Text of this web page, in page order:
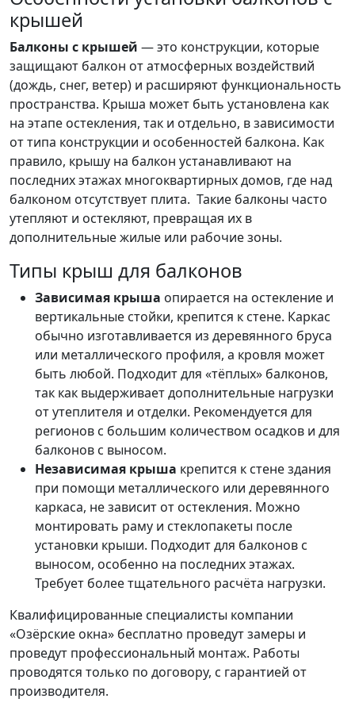
крышей
Балконы с крышей — это конструкции, которые
защищают балкон от атмосферных воздействий
(дождь, снег, ветер) и расширяют функциональность
пространства. Крыша может быть установлена как
на этапе остекления, так и отдельно, в зависимости
от типа конструкции и особенностей балкона. Как
правило, крышу на балкон устанавливают на
последних этажах многоквартирных домов, где над
балконом отсутствует плита. Такие балконы часто
утепляют и остекляют, превращая их в
дополнительные жилые или рабочие зоны.
Типы крыш для балконов
Зависимая крыша опирается на остекление и
вертикальные стойки, крепится к стене. Каркас
обычно изготавливается из деревянного бруса
или металлического профиля, а кровля может
быть любой. Подходит для «тёплых» балконов,
так как выдерживает дополнительные нагрузки
от утеплителя и отделки. Рекомендуется для
регионов с большим количеством осадков и для
балконов с выносом.
Независимая крыша крепится к стене здания
при помощи металлического или деревянного
каркаса, не зависит от остекления. Можно
монтировать раму и стеклопакеты после
установки крыши. Подходит для балконов с
выносом, особенно на последних этажах.
Требует более тщательного расчёта нагрузки.
Квалифицированные специалисты компании
«Озёрские окна» бесплатно проведут замеры и
проведут профессиональный монтаж. Работы
проводятся только по договору, с гарантией от
производителя.